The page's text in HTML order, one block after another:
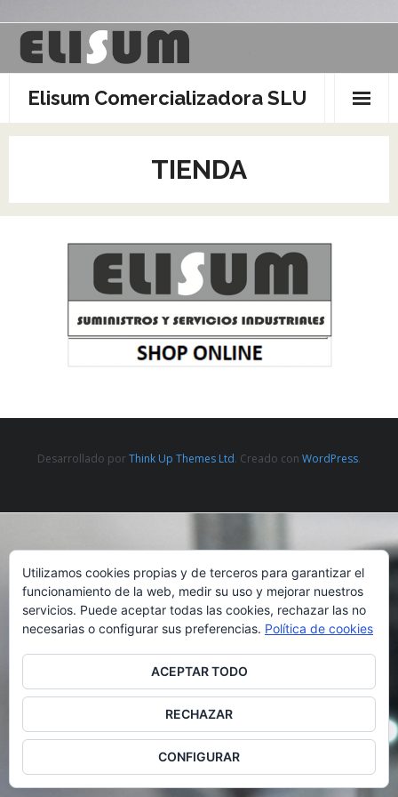
Saltar
contenido
Elisum Comercializadora SLU
TIENDA
Desarrollado porThink Up Themes Ltd. Creado con WordPress.
Utilizamos cookies propias y de terceros para garantizar el
funcionamiento de la web, medir su uso y mejorar nuestros
servicios. Puede aceptar todas las cookies, rechazar las no
necesarias o configurar sus preferencias. Política de cookies
ACEPTAR TODO
RECHAZAR
CONFIGURAR